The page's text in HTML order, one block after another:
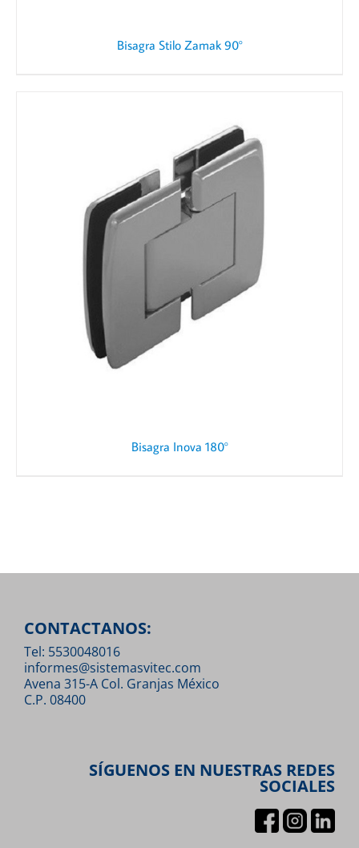
Bisagra Stilo Zamak 90°
Bisagra Inova 180°
CONTACTANOS:
Tel: 5530048016
informes@sistemasvitec.com
Avena 315-A Col. Granjas México
C.P. 08400
SÍGUENOS EN NUESTRAS REDES
SOCIALES